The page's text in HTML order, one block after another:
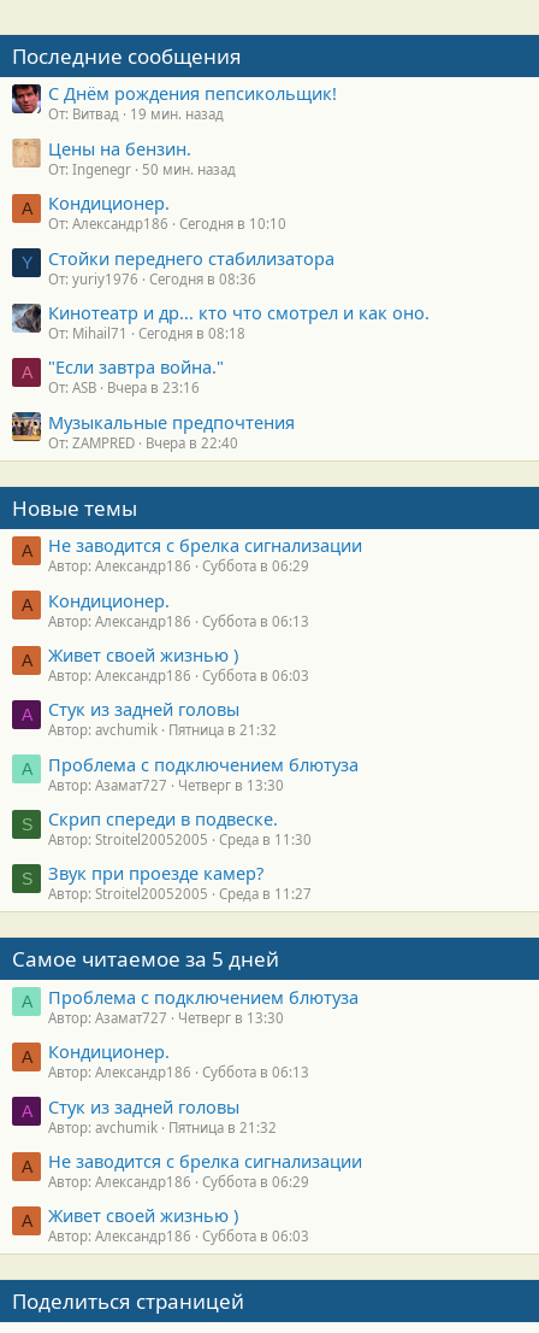
Последние сообщения
С Днём рождения пепсикольщик!
От: Витвад 19 мин. назад
Цены на бензин.
От: Ingenegr 50 мин. назад
А Кондиционер.
От: Александр186 Сегодня в 10:10
Y Стойки переднего стабилизатора
От: yuriy1976 Сегодня в 08:36
Кинотеатр и др... кто что смотрел и как оно.
От: Mihail71 Сегодня в 08:18
A "Если завтра война."
От: ASB Вчера в 23:16
Музыкальные предпочтения
От: ZAMPRED Вчера в 22:40
Новые темы
А Не заводится с брелка сигнализации
Автор: Александр186 Суббота в 06:29
А Кондиционер.
Автор: Александр186 Суббота в 06:13
А Живет своей жизнью )
Автор: Александр186 Суббота в 06:03
A Стук из задней головы
Автор: avchumik Пятница в 21:32
А Проблема с подключением блютуза
Автор: Азамат727 Четверг в 13:30
S Скрип спереди в подвеске.
Автор: Stroitel20052005 Среда в 11:30
S Звук при проезде камер?
Автор: Stroitel20052005 Среда в 11:27
Самое читаемое за 5 дней
А Проблема с подключением блютуза
Автор: Азамат727 Четверг в 13:30
А Кондиционер.
Автор: Александр186 Суббота в 06:13
A Стук из задней головы
Автор: avchumik Пятница в 21:32
А Не заводится с брелка сигнализации
Автор: Александр186 Суббота в 06:29
А Живет своей жизнью )
Автор: Александр186 Суббота в 06:03
Поделиться страницей